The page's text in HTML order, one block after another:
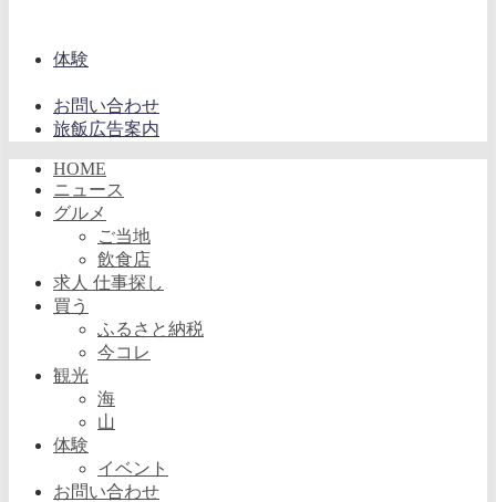
体験
お問い合わせ
旅飯広告案内
HOME
ニュース
グルメ
ご当地
飲食店
求人 仕事探し
買う
ふるさと納税
今コレ
観光
海
山
体験
イベント
お問い合わせ